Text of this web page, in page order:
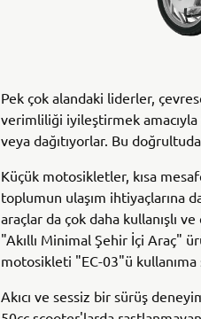
Pek çok alandaki liderler,
verimliliği iyileştirmek
veya dağıtıyorlar. Bu
Küçük motosikletler, kısa
toplumun ulaşım ihtiyaçlarına
araçlar da çok daha kullanışlı
"Akıllı Minimal Şehir İçi Araç"
motosikleti "EC-03"ü kullanıma
Akıcı ve sessiz bir sürüş